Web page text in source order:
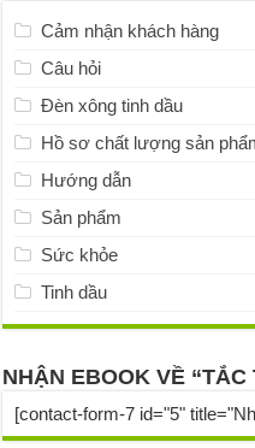
Cảm nhận khách hàng
Câu hỏi
Đèn xông tinh dầu
Hồ sơ chất lượng sản
Hướng dẫn
Sản phẩm
Sức khỏe
Tinh dầu
NHẬN EBOOK VỀ “TẮC
[contact-form-7 id="5"